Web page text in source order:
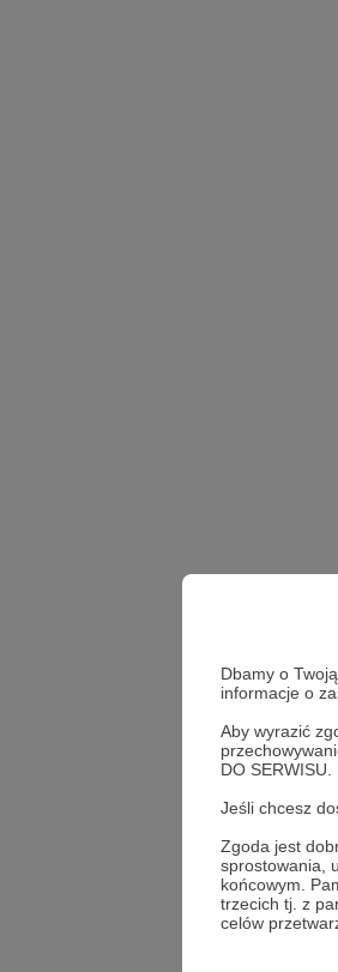
Dbamy o
informacje o
Aby wyrazić
DO SERWISU.
Jeśli chcesz
Zgoda jest
sprostowania,
końcowym.
trzecich tj. z
celów